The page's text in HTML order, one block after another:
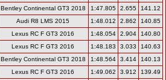
Bentley Continental GT3 2018 1:47.805 2.655
141.12
Audi R8 LMS 2015 1:48.012 2.862
140.85
Lexus RC F GT3 2016 1:48.054 2.904
140.80
Lexus RC F GT3 2016 1:48.183 3.033
140.63
Bentley Continental GT3 2018 1:48.564 3.414
140.13
Lexus RC F GT3 2016 1:49.062 3.912 139.49